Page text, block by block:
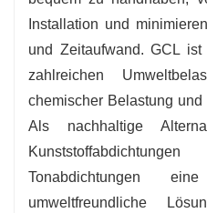
Umgebungen
Installation und
und Zeitaufwand. GCL
zahlreichen
chemischer Belastung
Als nachhaltige
Tonabdichtungen
umweltfreundliche